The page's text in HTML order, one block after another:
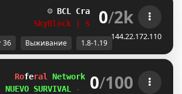
☺ BCL Craft 1.8 - 1.19
SkyBlock | Survival | RankUp
0/2k
144.22.172.110
36 Выживание 1.8-1.19
Roferal Network [BETA ] [1.8-1.21]
NUEVO SURVIVAL
- ¡Chapa tu estera!
0/100